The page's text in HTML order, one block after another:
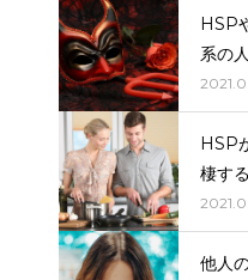
HSP
系の
はだ
HSP
棲す
他人